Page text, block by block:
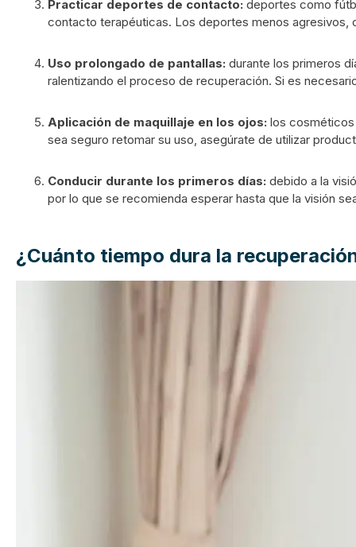
Practicar deportes de contacto: deportes como
contacto terapéuticas. Los deportes menos agresivos,
Uso prolongado de pantallas: durante los primeros
ralentizando el proceso de recuperación. Si es
Aplicación de maquillaje en los ojos: los cosméticos
sea seguro retomar su uso, asegúrate de utilizar
Conducir durante los primeros días: debido a la
por lo que se recomienda esperar hasta que la visión
¿Cuánto tiempo dura la